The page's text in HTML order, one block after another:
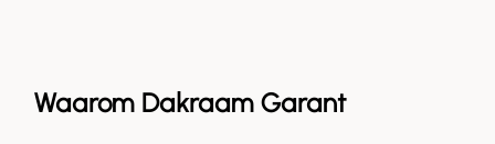
Waarom Dakraam Garant